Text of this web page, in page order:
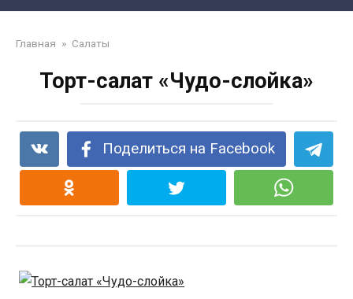
Главная » Салаты
Торт-салат «Чудо-слойка»
Поделиться на Facebook